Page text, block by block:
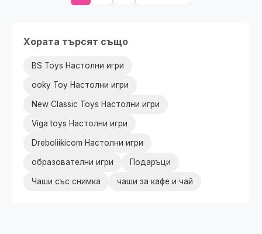
Хората търсят също
BS Toys Настолни игри
ooky Toy Настолни игри
New Classic Toys Настолни игри
Viga toys Настолни игри
Dreboliikicom Настолни игри
образователни игри Подаръци
Чаши със снимка чаши за кафе и чай